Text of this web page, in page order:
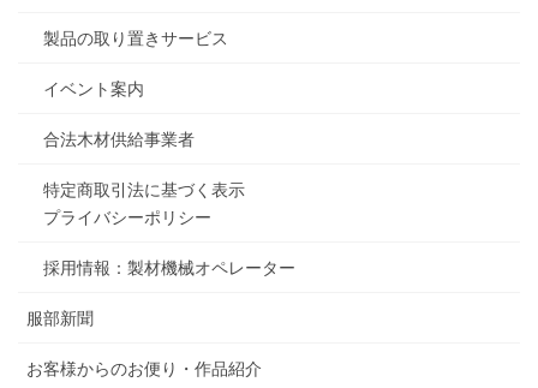
製品の取り置きサービス
イベント案内
合法木材供給事業者
特定商取引法に基づく表示
プライバシーポリシー
採用情報：製材機械オペレーター
服部新聞
お客様からのお便り・作品紹介